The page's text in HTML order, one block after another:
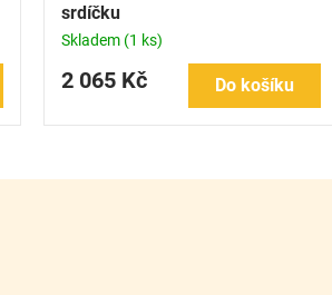
srdíčku
Skladem (1 ks)
2 065 Kč Do košíku